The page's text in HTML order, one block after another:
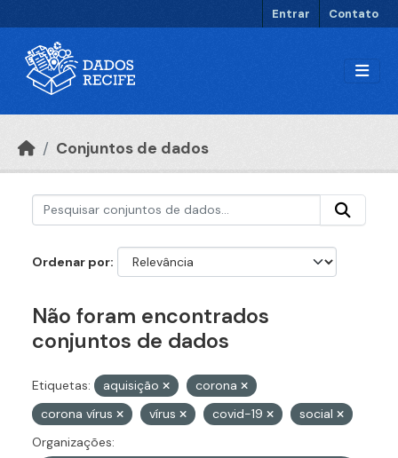
Entrar Contato
Conjuntos de dados
Ordenar por
Não foram encontrados
conjuntos de dados
Etiquetas: aquisição
corona
corona vírus
vírus covid-19
social
Organizações: